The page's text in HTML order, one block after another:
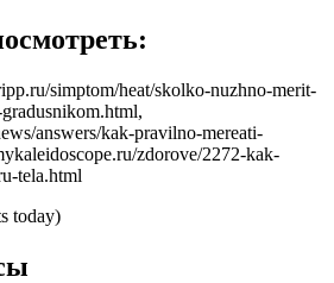
simptom/heat/skolko-nuzhno-merit-
answers/kak-pravilno-mereati-
zdorove/2272-kak-
tela.html
today)